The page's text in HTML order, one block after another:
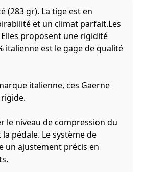
(283 gr). La tige est en
et un climat parfait.Les
proposent une rigidité
est le gage de qualité
italienne, ces Gaerne
le niveau de compression du
pédale. Le système de
un ajustement précis en